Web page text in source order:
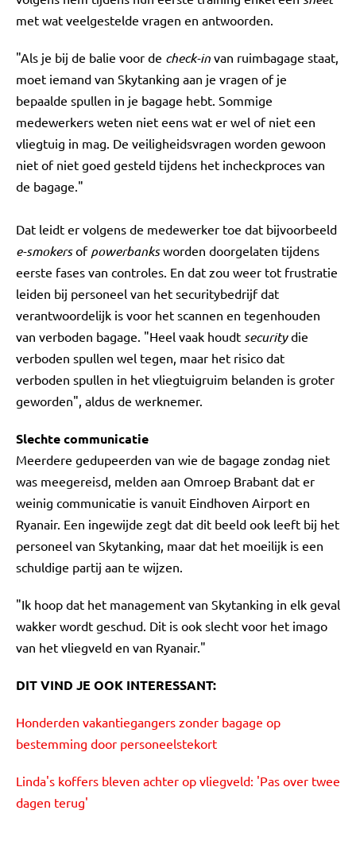
met wat veelgestelde vragen en antwoorden.
"Als je bij de balie voor de check-in van ruimbagage staat,
moet iemand van Skytanking aan je vragen of je
bepaalde spullen in je bagage hebt. Sommige
medewerkers weten niet eens wat er wel of niet een
vliegtuig in mag. De veiligheidsvragen worden gewoon
niet of niet goed gesteld tijdens het incheckproces van
de bagage."
Dat leidt er volgens de medewerker toe dat bijvoorbeeld
e-smokersof powerbanksworden doorgelaten tijdens
eerste fases van controles. En dat zou weer tot frustratie
leiden bij personeel van het securitybedrijf dat
verantwoordelijk is voor het scannen en tegenhouden
van verboden bagage. "Heel vaak houdt securitydie
verboden spullen wel tegen, maar het risico dat
verboden spullen in het vliegtuigruim belanden is groter
geworden", aldus de werknemer.
Slechte communicatie
Meerdere gedupeerden van wie de bagage zondag niet
was meegereisd, melden aan Omroep Brabant dat er
weinig communicatie is vanuit Eindhoven Airport en
Ryanair. Een ingewijde zegt dat dit beeld ook leeft bij het
personeel van Skytanking, maar dat het moeilijk is een
schuldige partij aan te wijzen.
"Ik hoop dat het management van Skytanking in elk geval
wakker wordt geschud. Dit is ook slecht voor het imago
van het vliegveld en van Ryanair."
DIT VIND JE OOK INTERESSANT:
Honderden vakantiegangers zonder bagage op
bestemming door personeelstekort
Linda's koffers bleven achter op vliegveld: 'Pas over twee
dagen terug'